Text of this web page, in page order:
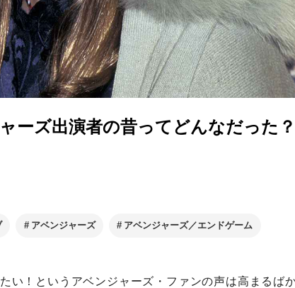
ーズ出演者の昔ってどんなだった？
アベンジャーズ アベンジャーズ／エンドゲーム
い！というアベンジャーズ・ファンの声は高まるば